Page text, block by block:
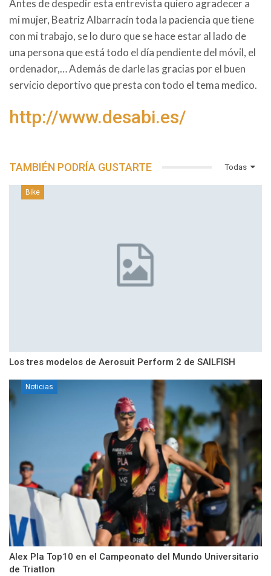
Antes de despedir esta entrevista quiero agradecer a
mi mujer, Beatriz Albarracín toda la paciencia que tiene
con mi trabajo, se lo duro que se hace estar al lado de
una persona que está todo el día pendiente del móvil, el
ordenador,… Además de darle las gracias por el buen
servicio deportivo que presta con todo el tema medico.
http://www.desabi.es/
Todas
TAMBIÉN PODRÍA GUSTARTE
Bike
Los tres modelos de Aerosuit Perform 2 de SAILFISH
Noticias
Alex Pla Top10 en el Campeonato del Mundo Universitario
de Triatlon